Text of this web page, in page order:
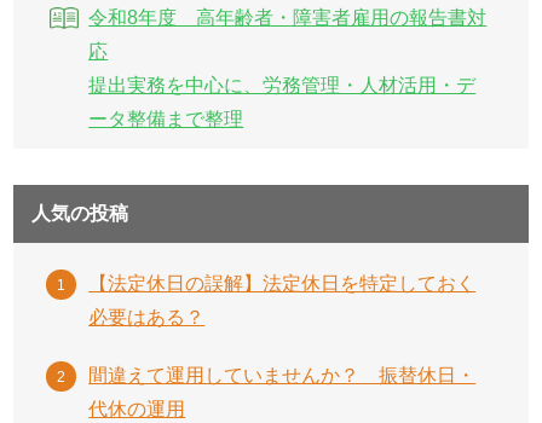
令和8年度 高年齢者・障害者雇用の報告書対
応
提出実務を中心に、労務管理・人材活用・デ
ータ整備まで整理
人気の投稿
【法定休日の誤解】法定休日を特定しておく
必要はある？
間違えて運用していませんか？ 振替休日・
代休の運用